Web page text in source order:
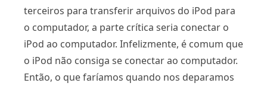
terceiros para transferir arquivos do iPod para
o computador, a parte crítica seria conectar o
iPod ao computador. Infelizmente, é comum que
o iPod não consiga se conectar ao computador.
Então, o que faríamos quando nos deparamos